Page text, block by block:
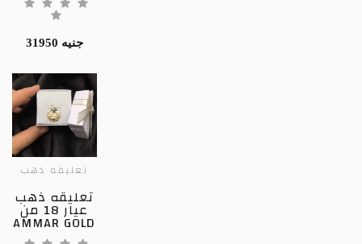
31950 جنيه
تعليقه ذهب
تعليقه ذهب
عيار 18 من
AMMAR GOLD